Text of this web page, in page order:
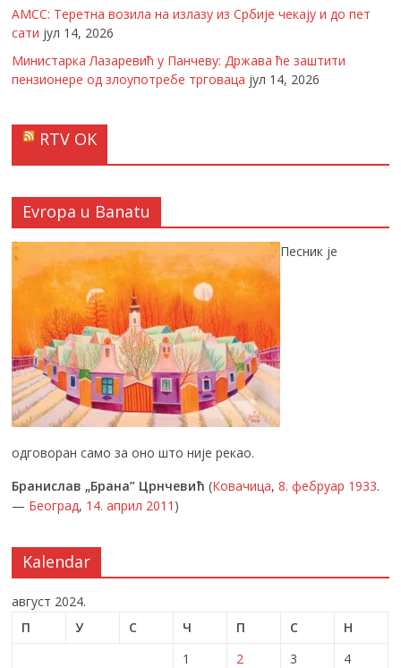
АМСС: Теретна возила на излазу из Србије чекају и до пет
сати јул 14, 2026
Министарка Лазаревић у Панчеву: Држава ће заштити
пензионере од злоупотребе трговаца јул 14, 2026
RTV OK
Evropa u Banatu
Песник је
одговоран само за оно што није рекао.
Бранислав „Брана” Црнчевић (Ковачица,8. фебруар 1933.
— Београд, 14. април 2011 )
Kalendar
август 2024.
П
У С Ч П С
Н
1
2 3
4